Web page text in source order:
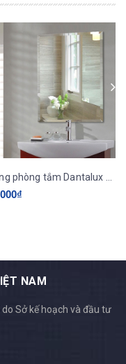
NAM
Sở kế hoạch và đầu tư